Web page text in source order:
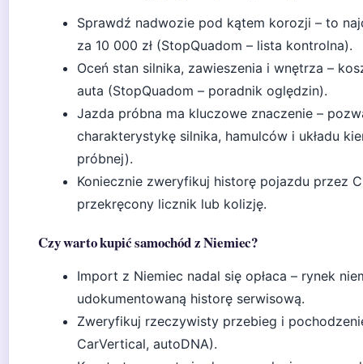
Sprawdź nadwozie pod kątem korozji – to
za 10 000 zł (StopQuadom – lista kontrolna).
Oceń stan silnika, zawieszenia i wnętrza –
auta (StopQuadom – poradnik oględzin).
Jazda próbna ma kluczowe znaczenie –
charakterystykę silnika, hamulców i układu
próbnej).
Koniecznie zweryfikuj historę pojazdu przez
przekręcony licznik lub kolizję.
Czy warto kupić samochód z Niemiec?
Import z Niemiec nadal się opłaca – rynek
udokumentowaną historę serwisową.
Zweryfikuj rzeczywisty przebieg i
CarVertical, autoDNA).